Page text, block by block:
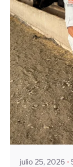
UHE
julio 25, 2026